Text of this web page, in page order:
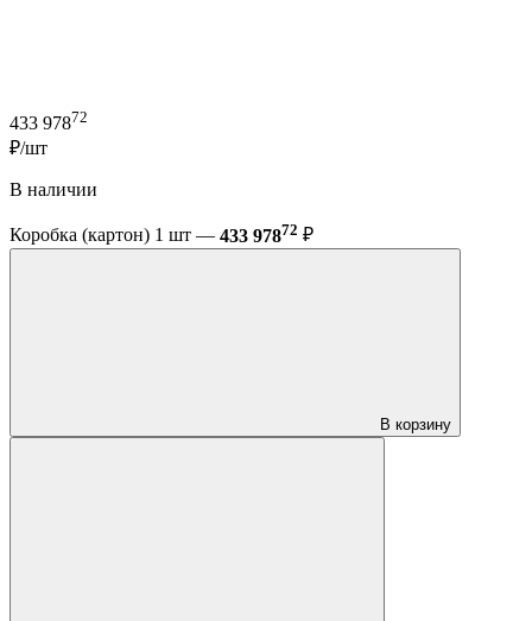
433 97872
₽/шт
В наличии
Коробка (картон) 1 шт — 433 97872 ₽
В корзину